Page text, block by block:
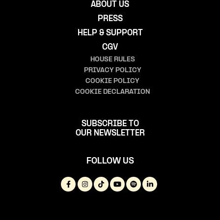
ABOUT US
PRESS
HELP & SUPPORT
CGV
HOUSE RULES
PRIVACY POLICY
COOKIE POLICY
COOKIE DECLARATION
SUBSCRIBE TO
OUR NEWSLETTER
FOLLOW US